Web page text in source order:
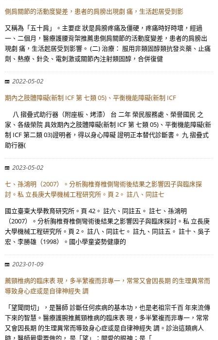
側肩關節的活動度變差，患者的肩膀出現劇 痛，生活起居受到影
又稱為「五十肩」。主要症 狀是肩膀疼痛及僵硬，疼痛時好時壞，經過
一、二個月，醫療護腰背架推薦患側肩關節的活動度變差，患者的肩膀出
現劇 痛，生活起居受到影響。 (二) 治療： 服用非類固醇類抗發炎藥、止痛
劑、熱療、針灸、電刺激或關節內注射類固醇，合併復健
2022-05-02
期內之肢體障礙(新制 ICF 第 七類 05)、平衡機能障礙(新制 ICF
八 摺疊式助行器（附座板、烤漆） 台 二年 榮民服務處、榮譽國民 之
家、各級榮院 具效期內之肢體障礙(新制 ICF 第 七類 05)、平衡機能障礙(新
制 ICF 第二類 03)證明者，得以身心障礙 證明正本替代診斷書。 九 摺疊式
助行器(
2023-05-02
七、孫鴻明（2007）。分析胸椎脊椎側彎術後結果之影響因子與臨床探
討。私 立長庚大學機械工程研究所。頁 2。 註八、同註七
國立臺東大學教育研究所。頁 42。 註六、同註五。 註七、孫鴻明
（2007）。分析胸椎脊椎側彎術後結果之影響因子與臨床探討。私 立長庚
大學機械工程研究所。頁 2。 註八、同註七。 註九、同註五。 註十、吳子
宏、李勝雄（1998）。國小學童姿勢健康的
2023-01-09
薦頸椎病的臨床表 現，多半繁複而非專一，常常又會因長期 的生理異常而
導致身心症或是自律神經失 調
「望聞問切」，是醫師 診斷任何疾病的基本功，也是老祖宗千百 年來流傳
下來的智慧。醫療護腕推薦頸椎病的臨床表 現，多半繁複而非專一，常常
又會因長期 的生理異常而導致身心症或是自律神經失 調。診治這類病人
時，醫師最需要做的， 是「望」：關愛的眼神；是「